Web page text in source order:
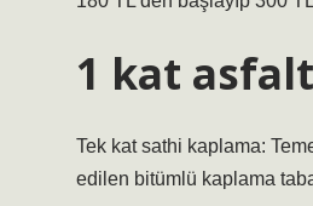
1 kat
Tek kat sathi kaplama:
edilen bitümlü kaplama